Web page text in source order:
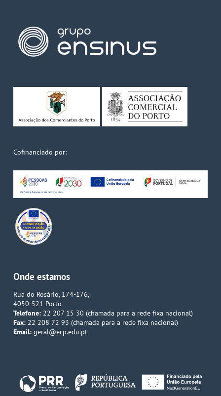
Cofinanciado por:
Onde estamos
Rua do Rosário, 174-176,
4050-521 Porto
Telefone:22 207 15 30 (chamada para a rede fixa nacional)
Fax:22 208 72 93 (chamada para a rede fixa nacional)
Email: geral@ecp.edu.pt